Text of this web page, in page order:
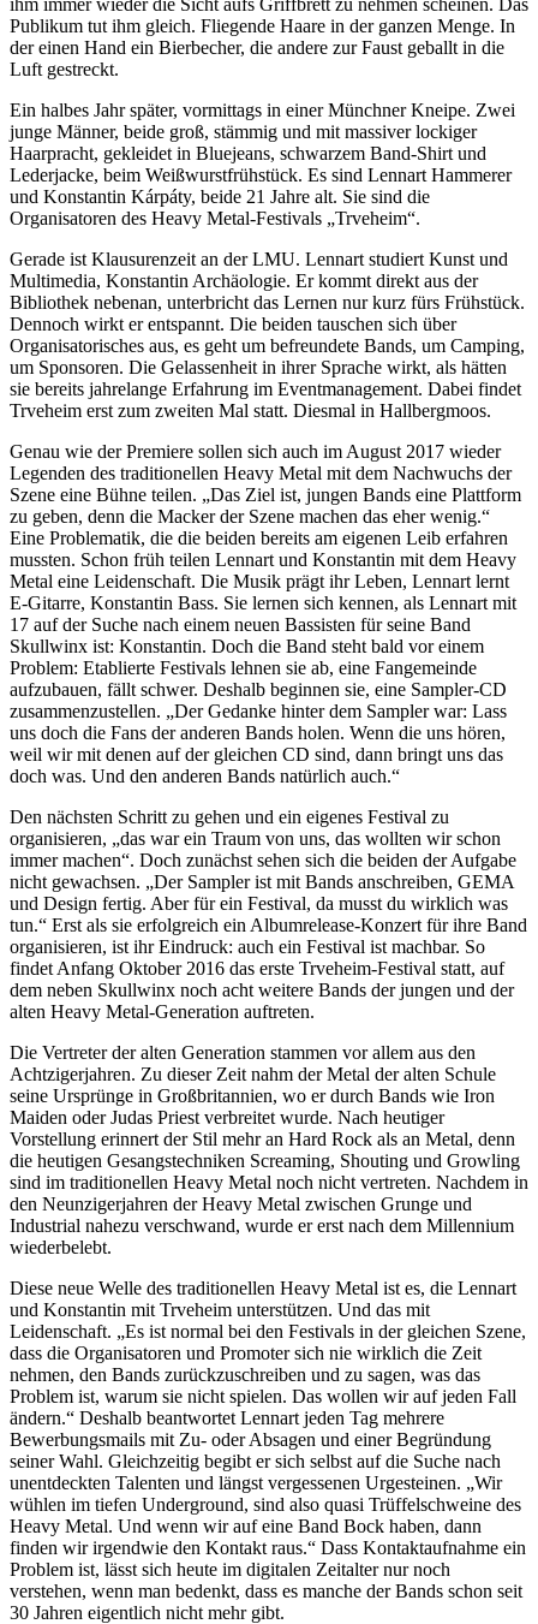
Publikum tut ihm gleich. Fliegende Haare in der ganzen Menge. In
der einen Hand ein Bierbecher, die andere zur Faust geballt in die
Luft gestreckt.
Ein halbes Jahr später, vormittags in einer Münchner Kneipe. Zwei
junge Männer, beide groß, stämmig und mit massiver lockiger
Haarpracht, gekleidet in Bluejeans, schwarzem Band-Shirt und
Lederjacke, beim Weißwurstfrühstück. Es sind Lennart Hammerer
und Konstantin Kárpáty, beide 21 Jahre alt. Sie sind die
Organisatoren des Heavy Metal-Festivals „Trveheim“.
Gerade ist Klausurenzeit an der LMU. Lennart studiert Kunst und
Multimedia, Konstantin Archäologie. Er kommt direkt aus der
Bibliothek nebenan, unterbricht das Lernen nur kurz fürs Frühstück.
Dennoch wirkt er entspannt. Die beiden tauschen sich über
Organisatorisches aus, es geht um befreundete Bands, um Camping,
um Sponsoren. Die Gelassenheit in ihrer Sprache wirkt, als hätten
sie bereits jahrelange Erfahrung im Eventmanagement. Dabei findet
Trveheim erst zum zweiten Mal statt. Diesmal in Hallbergmoos.
Genau wie der Premiere sollen sich auch im August 2017 wieder
Legenden des traditionellen Heavy Metal mit dem Nachwuchs der
Szene eine Bühne teilen. „Das Ziel ist, jungen Bands eine Plattform
zu geben, denn die Macker der Szene machen das eher wenig.“
Eine Problematik, die die beiden bereits am eigenen Leib erfahren
mussten. Schon früh teilen Lennart und Konstantin mit dem Heavy
Metal eine Leidenschaft. Die Musik prägt ihr Leben, Lennart lernt
E-Gitarre, Konstantin Bass. Sie lernen sich kennen, als Lennart mit
17 auf der Suche nach einem neuen Bassisten für seine Band
Skullwinx ist: Konstantin. Doch die Band steht bald vor einem
Problem: Etablierte Festivals lehnen sie ab, eine Fangemeinde
aufzubauen, fällt schwer. Deshalb beginnen sie, eine Sampler-CD
zusammenzustellen. „Der Gedanke hinter dem Sampler war: Lass
uns doch die Fans der anderen Bands holen. Wenn die uns hören,
weil wir mit denen auf der gleichen CD sind, dann bringt uns das
doch was. Und den anderen Bands natürlich auch.“
Den nächsten Schritt zu gehen und ein eigenes Festival zu
organisieren, „das war ein Traum von uns, das wollten wir schon
immer machen“. Doch zunächst sehen sich die beiden der Aufgabe
nicht gewachsen. „Der Sampler ist mit Bands anschreiben, GEMA
und Design fertig. Aber für ein Festival, da musst du wirklich was
tun.“ Erst als sie erfolgreich ein Albumrelease-Konzert für ihre Band
organisieren, ist ihr Eindruck: auch ein Festival ist machbar. So
findet Anfang Oktober 2016 das erste Trveheim-Festival statt, auf
dem neben Skullwinx noch acht weitere Bands der jungen und der
alten Heavy Metal-Generation auftreten.
Die Vertreter der alten Generation stammen vor allem aus den
Achtzigerjahren. Zu dieser Zeit nahm der Metal der alten Schule
seine Ursprünge in Großbritannien, wo er durch Bands wie Iron
Maiden oder Judas Priest verbreitet wurde. Nach heutiger
Vorstellung erinnert der Stil mehr an Hard Rock als an Metal, denn
die heutigen Gesangstechniken Screaming, Shouting und Growling
sind im traditionellen Heavy Metal noch nicht vertreten. Nachdem in
den Neunzigerjahren der Heavy Metal zwischen Grunge und
Industrial nahezu verschwand, wurde er erst nach dem Millennium
wiederbelebt.
Diese neue Welle des traditionellen Heavy Metal ist es, die Lennart
und Konstantin mit Trveheim unterstützen. Und das mit
Leidenschaft. „Es ist normal bei den Festivals in der gleichen Szene,
dass die Organisatoren und Promoter sich nie wirklich die Zeit
nehmen, den Bands zurückzuschreiben und zu sagen, was das
Problem ist, warum sie nicht spielen. Das wollen wir auf jeden Fall
ändern.“ Deshalb beantwortet Lennart jeden Tag mehrere
Bewerbungsmails mit Zu- oder Absagen und einer Begründung
seiner Wahl. Gleichzeitig begibt er sich selbst auf die Suche nach
unentdeckten Talenten und längst vergessenen Urgesteinen. „Wir
wühlen im tiefen Underground, sind also quasi Trüffelschweine des
Heavy Metal. Und wenn wir auf eine Band Bock haben, dann
finden wir irgendwie den Kontakt raus.“ Dass Kontaktaufnahme ein
Problem ist, lässt sich heute im digitalen Zeitalter nur noch
verstehen, wenn man bedenkt, dass es manche der Bands schon seit
30 Jahren eigentlich nicht mehr gibt.